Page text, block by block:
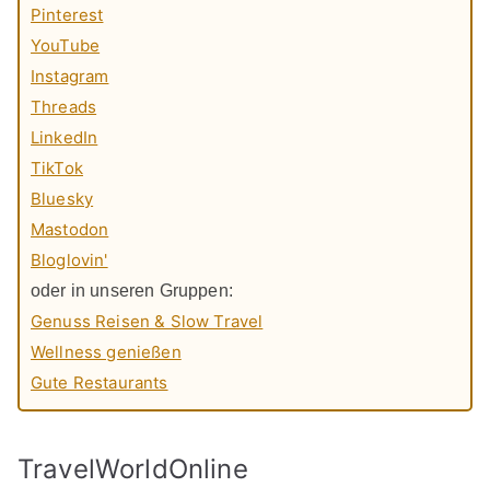
Pinterest
YouTube
Instagram
Threads
LinkedIn
TikTok
Bluesky
Mastodon
Bloglovin'
oder in unseren Gruppen:
Genuss Reisen & Slow Travel
Wellness genießen
Gute Restaurants
TravelWorldOnline